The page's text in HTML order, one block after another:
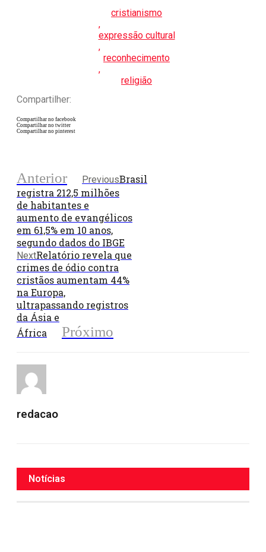
cristianismo
,
expressão cultural
,
reconhecimento
,
religião
Compartilher:
Compartilhar no facebook
Compartilhar no twitter
Compartilhar no pinterest
Anterior PreviousBrasil
registra 212,5 milhões
de habitantes e
aumento de evangélicos
em 61,5% em 10 anos,
segundo dados do IBGE
NextRelatório revela que
crimes de ódio contra
cristãos aumentam 44%
na Europa,
ultrapassando registros
da Ásia e
África
Próximo
redacao
Notícias